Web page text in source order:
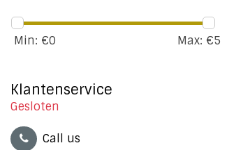
Min: €0 Max: €5
Klantenservice
Gesloten
Call us